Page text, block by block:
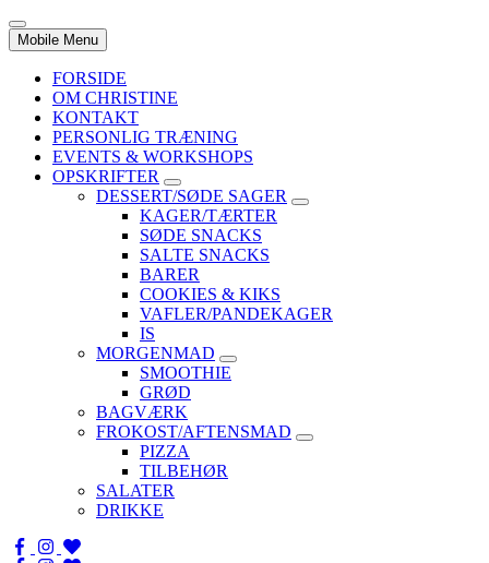
Mobile Menu
FORSIDE
OM CHRISTINE
KONTAKT
PERSONLIG TRÆNING
EVENTS & WORKSHOPS
OPSKRIFTER
DESSERT/SØDE SAGER
KAGER/TÆRTER
SØDE SNACKS
SALTE SNACKS
BARER
COOKIES & KIKS
VAFLER/PANDEKAGER
IS
MORGENMAD
SMOOTHIE
GRØD
BAGVÆRK
FROKOST/AFTENSMAD
PIZZA
TILBEHØR
SALATER
DRIKKE